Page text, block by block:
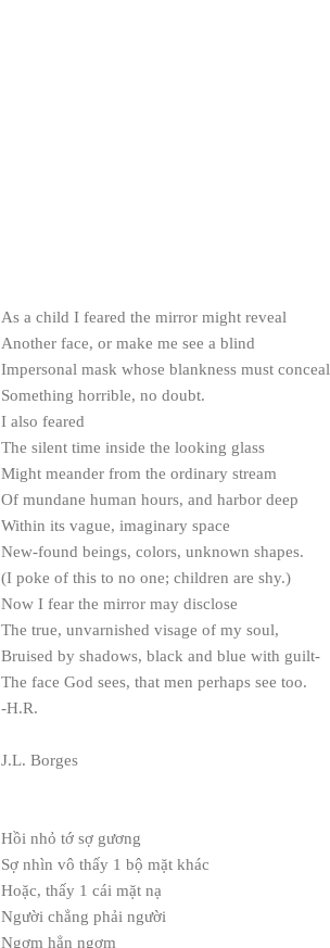
As a child I feared the mirror might reveal
Another face, or make me see a blind
Impersonal mask whose blankness must conceal
Something horrible, no doubt.
I also feared
The silent time inside the looking glass
Might meander from the ordinary stream
Of mundane human hours, and harbor deep
Within its vague, imaginary space
New-found beings, colors, unknown shapes.
(I poke of this to no one; children are shy.)
Now I fear the mirror may disclose
The true, unvarnished visage of my soul,
Bruised by shadows, black and blue with guilt-
The face God sees, that men perhaps see too.
-H.R.
J.L. Borges
Hồi nhỏ tớ sợ gương
Sợ nhìn vô thấy 1 bộ mặt khác
Hoặc, thấy 1 cái mặt nạ
Người chẳng phải người
Ngợm hẳn ngợm